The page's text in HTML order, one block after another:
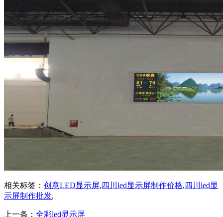
相关标签： 创意LED显示屏, 四川led显示屏制作价格, 四川led显
示屏制作批发,
上一条： 全彩led显示屏